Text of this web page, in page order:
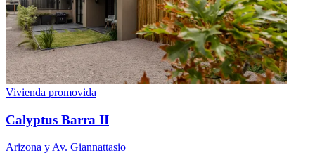
Vivienda promovida
Calyptus Barra II
Arizona y Av. Giannattasio